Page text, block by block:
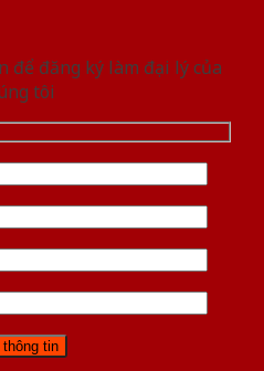
để đăng ký làm đại lý của
tôi